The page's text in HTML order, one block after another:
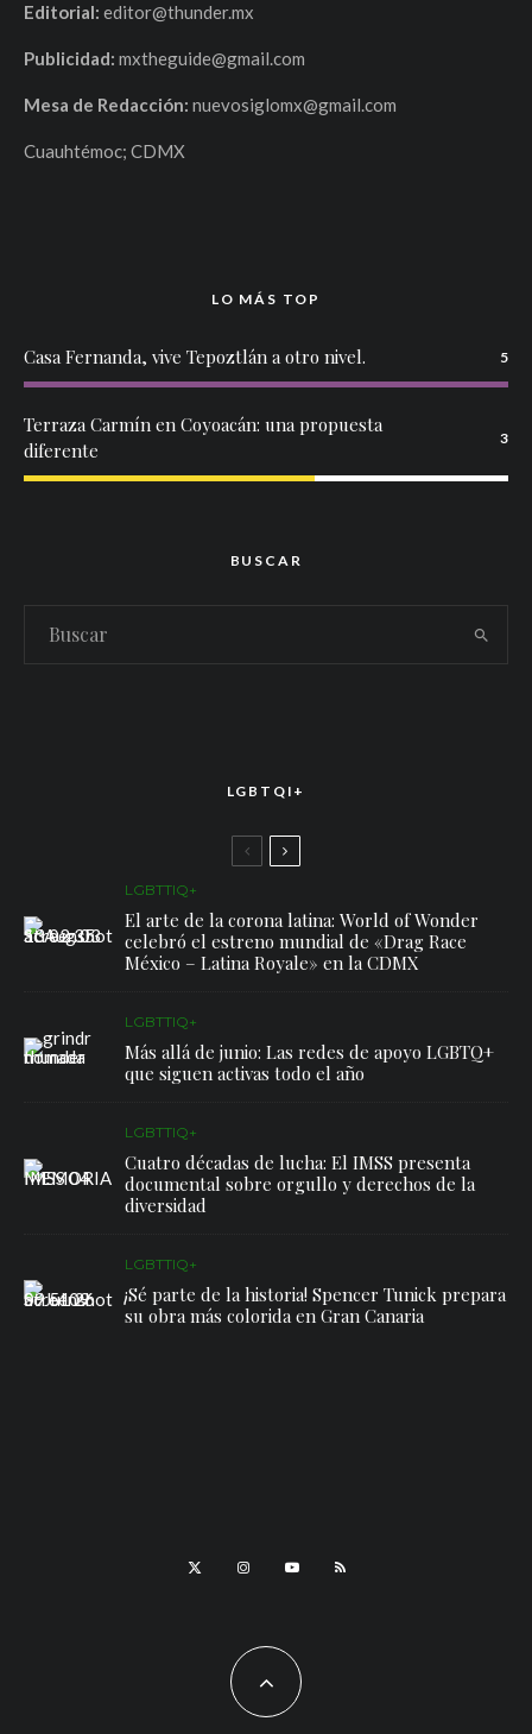
Editorial: editor@thunder.mx
Publicidad: mxtheguide@gmail.com
Mesa de Redacción: nuevosiglomx@gmail.com
Cuauhtémoc; CDMX
LO MÁS TOP
Casa Fernanda, vive Tepoztlán a otro nivel. 5
Terraza Carmín en Coyoacán: una propuesta
diferente
3
BUSCAR
LGBTQI+
LGBTTIQ+
El arte de la corona latina: World of Wonder
celebró el estreno mundial de «Drag Race
México – Latina Royale» en la CDMX
LGBTTIQ+
Más allá de junio: Las redes de apoyo LGBTQ+
que siguen activas todo el año
LGBTTIQ+
Cuatro décadas de lucha: El IMSS presenta
documental sobre orgullo y derechos de la
diversidad
LGBTTIQ+
¡Sé parte de la historia! Spencer Tunick prepara
su obra más colorida en Gran Canaria